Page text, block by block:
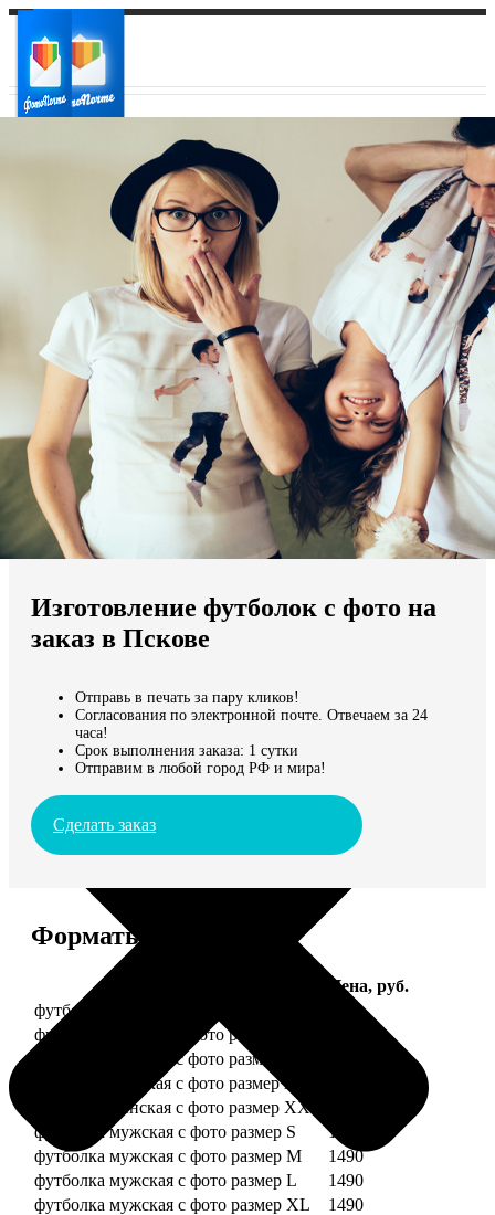
Ваш регион доставки
Выберите из списка:
Мы доставляем по всему миру
Продолжить без города
Изготовление футболок с фото на
заказ в Пскове
Отправь в печать за пару кликов!
Согласования по электронной почте. Отвечаем за 24
часа!
Срок выполнения заказа: 1 сутки
Отправим в любой город РФ и мира!
Сделать заказ
Форматы и цены
Цена, руб.
футболка женская с фото размер S
1490
футболка женская с фото размер M
футболка женская с фото размер L
футболка женская с фото размер XL
футболка женская с фото размер XXL
футболка мужская с фото размер S
1490
футболка мужская с фото размер M
1490
футболка мужская с фото размер L
1490
футболка мужская с фото размер XL
1490